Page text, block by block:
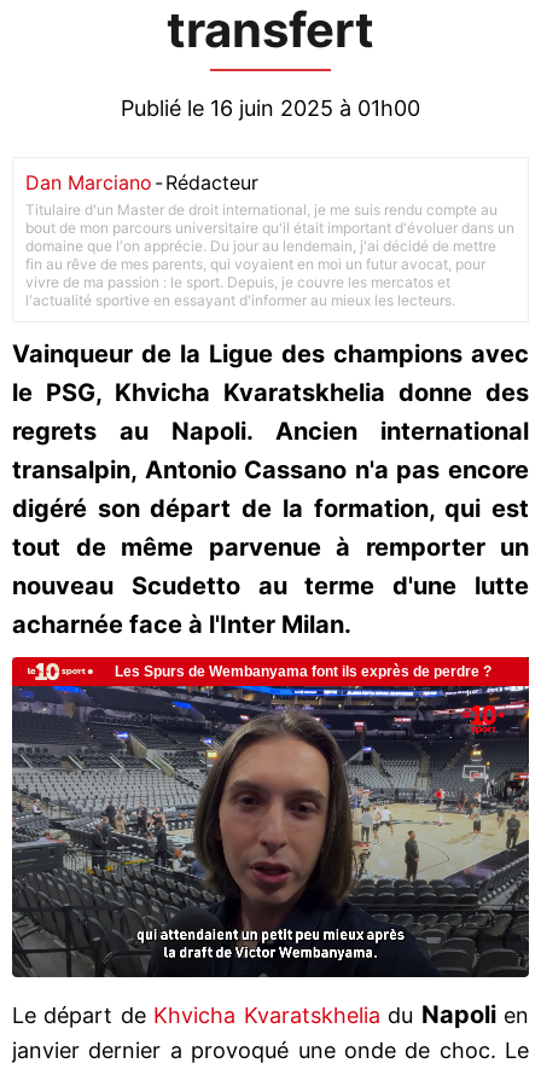
transfert
Publié le 16 juin 2025 à 01h00
Dan Marciano -Rédacteur
Titulaire d'un Master de droit international, je me suis rendu compte au
bout de mon parcours universitaire qu'il était important d'évoluer dans un
domaine que l'on apprécie. Du jour au lendemain, j'ai décidé de mettre
fin au rêve de mes parents, qui voyaient en moi un futur avocat, pour
vivre de ma passion : le sport. Depuis, je couvre les mercatos et
l'actualité sportive en essayant d'informer au mieux les lecteurs.
Vainqueur de la Ligue des champions avec
le PSG, Khvicha Kvaratskhelia donne des
regrets au Napoli. Ancien international
transalpin, Antonio Cassano n'a pas encore
digéré son départ de la formation, qui est
tout de même parvenue à remporter un
nouveau Scudetto au terme d'une lutte
acharnée face à l'Inter Milan.
Le départ de Khvicha Kvaratskhelia du Napoli en
janvier dernier a provoqué une onde de choc. Le